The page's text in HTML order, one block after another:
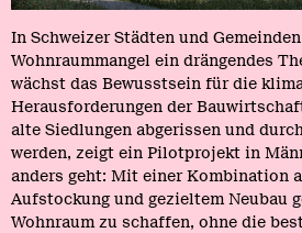
In Schweizer Städten und
Wohnraummangel ein drängendes
wächst das Bewusstsein für die
Herausforderungen der
alte Siedlungen abgerissen und
werden, zeigt ein Pilotprojekt in
anders geht: Mit einer Kombination
Aufstockung und gezieltem Neubau
Wohnraum zu schaffen, ohne die